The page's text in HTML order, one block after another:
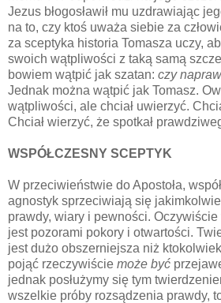
Jezus błogosławił mu uzdrawiając
na to, czy ktoś uważa siebie za
za sceptyka historia Tomasza uczy,
swoich wątpliwości z taką samą
bowiem wątpić jak szatan: czy
Jednak można wątpić jak Tomasz.
wątpliwości, ale chciał uwierzyć.
Chciał wierzyć, że spotkał
WSPÓŁCZESNY SCEPTYK
W przeciwieństwie do Apostoła,
agnostyk sprzeciwiają się
prawdy, wiary i pewności.
jest pozorami pokory i otwartości.
jest dużo obszerniejsza niż
pojąć rzeczywiście może być
jednak posłużymy się tym
wszelkie próby rozsądzenia prawdy,